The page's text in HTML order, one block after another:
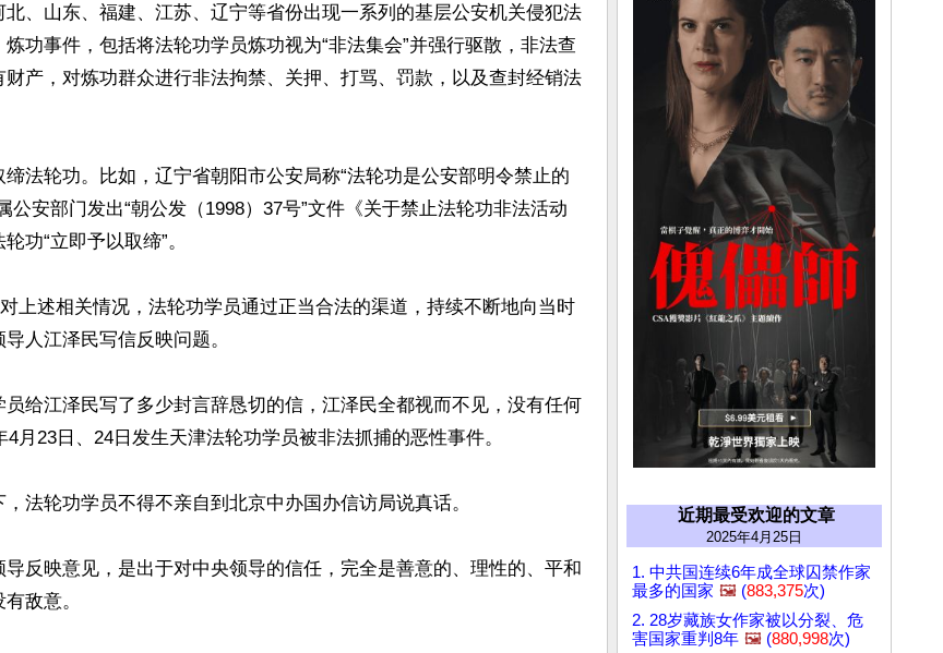
、山东、福建、江苏、辽宁等省份出现一系列的基层公安机关侵犯法
功事件，包括将法轮功学员炼功视为“非法集会”并强行驱散，非法查
产，对炼功群众进行非法拘禁、关押、打骂、罚款，以及查封经销法
法轮功。比如，辽宁省朝阳市公安局称“法轮功是公安部明令禁止的
公安部门发出“朝公发（1998）37号”文件《关于禁止法轮功非法活动
功“立即予以取缔”。
上述相关情况，法轮功学员通过正当合法的渠道，持续不断地向当时
人江泽民写信反映问题。
给江泽民写了多少封言辞恳切的信，江泽民全都视而不见，没有任何
4月23日、24日发生天津法轮功学员被非法抓捕的恶性事件。
法轮功学员不得不亲自到北京中办国办信访局说真话。
反映意见，是出于对中央领导的信任，完全是善意的、理性的、平和
敌意。
近期最受欢迎的文章
2025年4月25日
1. 中共国连续6年成全球囚禁作家
最多的国家 🖼️ (883,375次)
2. 28岁藏族女作家被以分裂、危
害国家重判8年 🖼️ (880,998次)